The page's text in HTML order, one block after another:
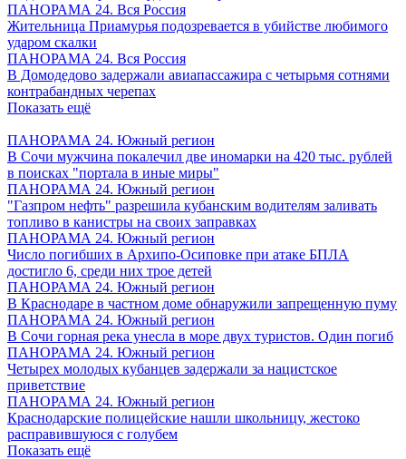
ПАНОРАМА 24. Вся Россия
Жительница Приамурья подозревается в убийстве любимого
ударом скалки
ПАНОРАМА 24. Вся Россия
В Домодедово задержали авиапассажира с четырьмя сотнями
контрабандных черепах
Показать ещё
ПАНОРАМА 24. Южный регион
В Сочи мужчина покалечил две иномарки на 420 тыс. рублей
в поисках "портала в иные миры"
ПАНОРАМА 24. Южный регион
"Газпром нефть" разрешила кубанским водителям заливать
топливо в канистры на своих заправках
ПАНОРАМА 24. Южный регион
Число погибших в Архипо-Осиповке при атаке БПЛА
достигло 6, среди них трое детей
ПАНОРАМА 24. Южный регион
В Краснодаре в частном доме обнаружили запрещенную пуму
ПАНОРАМА 24. Южный регион
В Сочи горная река унесла в море двух туристов. Один погиб
ПАНОРАМА 24. Южный регион
Четырех молодых кубанцев задержали за нацистское
приветствие
ПАНОРАМА 24. Южный регион
Краснодарские полицейские нашли школьницу, жестоко
расправившуюся с голубем
Показать ещё